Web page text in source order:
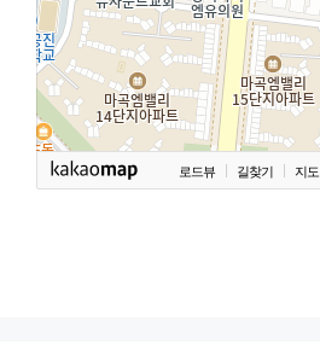
로드뷰 길찾기 지